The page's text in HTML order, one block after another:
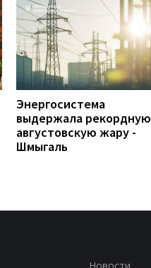
Энергосистема
выдержала рекордную
августовскую жару -
Шмыгаль